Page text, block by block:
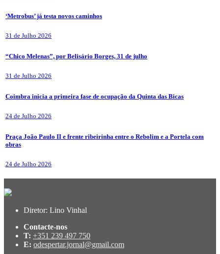
‘Metrobus’ já testa novos caminhos
31 de Julho 2026
“Chico Melenas”, por Belisário Borges, 31 de julho
31 de Julho 2026
Coimbra inicia a primeira fase de ocupação da Quinta das Bicas
24 de Julho 2026
Praça João Paulo II e frente ribeirinha entre o Rebolim e a Portela com
obras
24 de Julho 2026
Diretor: Lino Vinhal
Contacte-nos
T: +351 239 497 750
E: odespertar.jornal@gmail.com